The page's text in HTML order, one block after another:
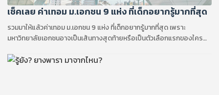
เช็คเลย ค่าเทอม ม.เอกชน 9 แห่ง ที่เด็กอยากรู้มากที่สุด
รวมมาให้แล้วค่าเทอม ม.เอกชน 9 แห่ง ที่เด็กอยากรู้มากที่สุด เพราะ
มหาวิทยาลัยเอกชนอาจเป็นเส้นทางสุดท้ายหรือเป็นตัวเลือกแรกของใคร